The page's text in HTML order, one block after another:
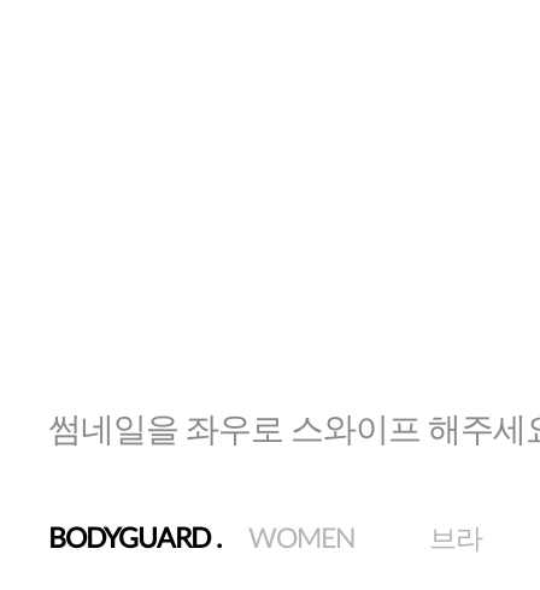
썸네일을 좌우로 스와이프 해주세
BODYGUARD. WOMEN 브라